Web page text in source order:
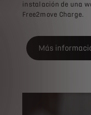
instalación de una
Free2move Charge.
Más